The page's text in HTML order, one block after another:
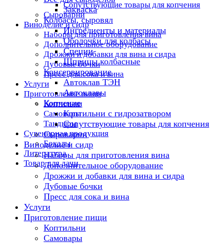
Сопутствующие товары для копчения
Сыроварни
Виноделие и сидр
Наборы для приготовления вина
Дополнительное оборудование
Дрожжи и добавки для вина и сидра
Дубовые бочки
Пресс для сока и вина
Услуги
Приготовление пищи
Коптильни
Самовары
Тандыры
Сувенирная продукция
Бокалы
Литература
Товар для дачи
Закваска
Колбасы, сыровял
Ингредиенты и материалы
Оболочки для колбасы
Специи
Шприцы колбасные
Консервирование
Автоклав ТЭН
Автоклавы
Копчение
Коптильни с гидрозатвором
Сопутствующие товары для копчения
Сыроварни
Виноделие и сидр
Наборы для приготовления вина
Дополнительное оборудование
Дрожжи и добавки для вина и сидра
Дубовые бочки
Пресс для сока и вина
Услуги
Приготовление пищи
Коптильни
Самовары